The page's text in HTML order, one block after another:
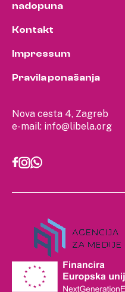
Nova cesta 4, Zagreb
e-mail: info@libela.org
nadopuna
Kontakt
Impressum
Pravila ponašanja